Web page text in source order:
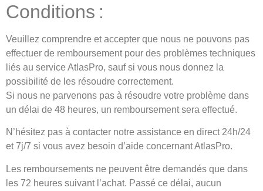
Conditions :
Veuillez comprendre et accepter que nous ne pouvons pas
effectuer de remboursement pour des problèmes techniques
liés au service AtlasPro, sauf si vous nous donnez la
possibilité de les résoudre correctement.
Si nous ne parvenons pas à résoudre votre problème dans
un délai de 48 heures, un remboursement sera effectué.
N’hésitez pas à contacter notre assistance en direct 24h/24
et 7j/7 si vous avez besoin d’aide concernant AtlasPro.
Les remboursements ne peuvent être demandés que dans
les 72 heures suivant l’achat. Passé ce délai, aucun